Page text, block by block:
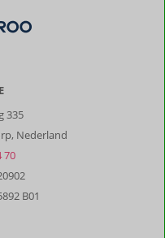
335
Nederland
70
B01